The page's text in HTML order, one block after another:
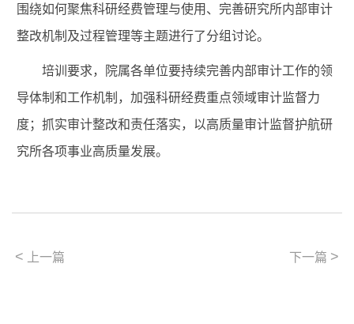
围绕如何聚焦科研经费管理与使用、完善研究所内部审计
整改机制及过程管理等主题进行了分组讨论。
培训要求，院属各单位要持续完善内部审计工作的领
导体制和工作机制，加强科研经费重点领域审计监督力
度；抓实审计整改和责任落实，以高质量审计监督护航研
究所各项事业高质量发展。
< 上一篇 下一篇 >